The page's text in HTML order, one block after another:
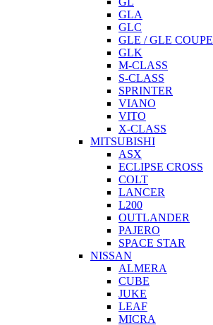
GLA
GLC
GLE / GLE COUPE
GLK
M-CLASS
S-CLASS
SPRINTER
VIANO
VITO
X-CLASS
MITSUBISHI
ASX
ECLIPSE CROSS
COLT
LANCER
L200
OUTLANDER
PAJERO
SPACE STAR
NISSAN
ALMERA
CUBE
JUKE
LEAF
MICRA